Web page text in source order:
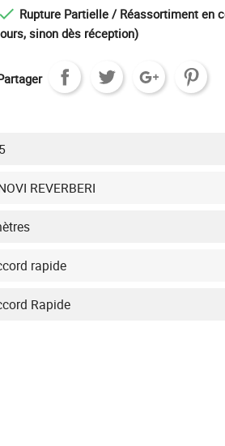
 Rupture Partielle / Réassortiment en
sinon dès réception)
REVERBERI
rapide
Rapide